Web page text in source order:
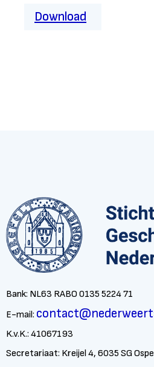
Download
Bank: NL63 RABO 0135 5224 71
E-mail:
K.v.K.: 41067193
Secretariaat: Kreijel 4, 6035 SG